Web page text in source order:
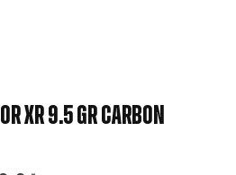
XR 9.5 GR CARBON